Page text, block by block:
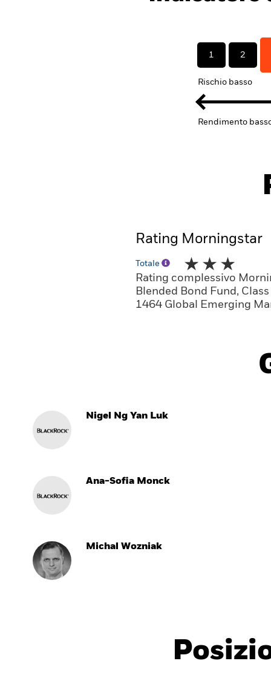
1 2
Rischio basso
Rendimento
Rating Morningstar
Totale
Rating complessivo
Blended Bond Fund,
1464 Global Emerging
Nigel Ng Yan Luk
Ana-Sofia Monck
Michal Wozniak